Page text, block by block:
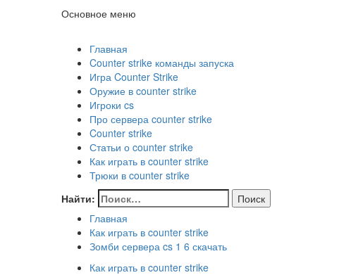
Основное меню
Главная
Counter strike команды запуска
Игра Counter Strike
Оружие в counter strike
Игроки cs
Про сервера counter strike
Counter strike
Статьи о counter strike
Как играть в counter strike
Трюки в counter strike
Найти:
Главная
Как играть в counter strike
Зомби сервера cs 1 6 скачать
Как играть в counter strike